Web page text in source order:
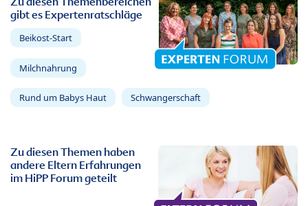
gibt es Expertenratschläge
Beikost-Start
Milchnahrung
Rund um Babys Haut Schwangerschaft
Zu diesen Themen haben
andere Eltern Erfahrungen
im HiPP Forum geteilt